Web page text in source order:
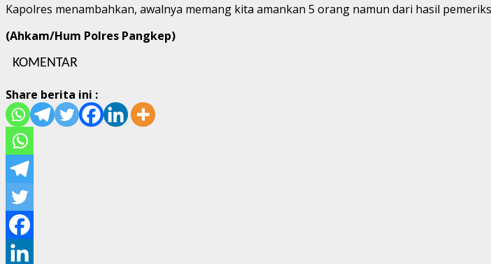
Kapolres menambahkan, awalnya memang kita amankan 5 orang namun dari hasil
(Ahkam/Hum Polres Pangkep)
KOMENTAR
Share berita ini :